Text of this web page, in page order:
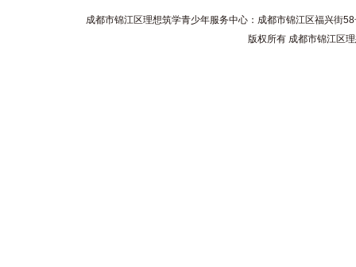
成都市锦江区理想筑学青少年服务中心：成都市锦江区福兴
版权所有 成都市锦江区